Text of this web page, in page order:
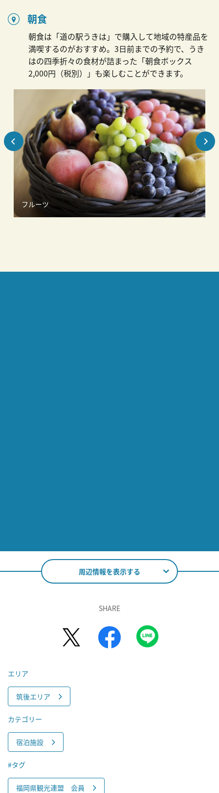
朝食
朝食は「道の駅うきは」で購入して地域の特産品を
満喫するのがおすすめ。3日前までの予約で、うき
はの四季折々の食材が詰まった「朝食ボックス
2,000円（税別）」も楽しむことができます。
フルーツ
周辺情報を表示する
SHARE
エリア
筑後エリア
カテゴリー
宿泊施設
#タグ
福岡県観光連盟 会員